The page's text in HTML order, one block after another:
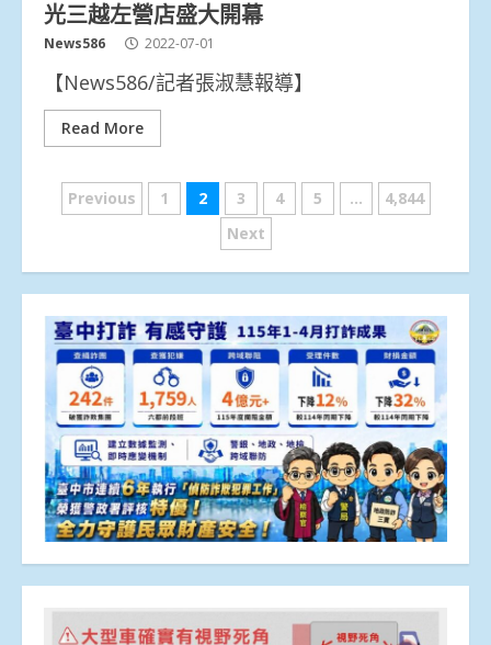
光三越左營店盛大開幕
News586 2022-07-01
【News586/記者張淑慧報導】
Read More
文
分
頁
Previous 1 2 3 4 5 ...
4,844
Next